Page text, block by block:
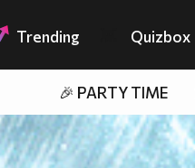
Trending Quizbox
🎉 PARTY TIME